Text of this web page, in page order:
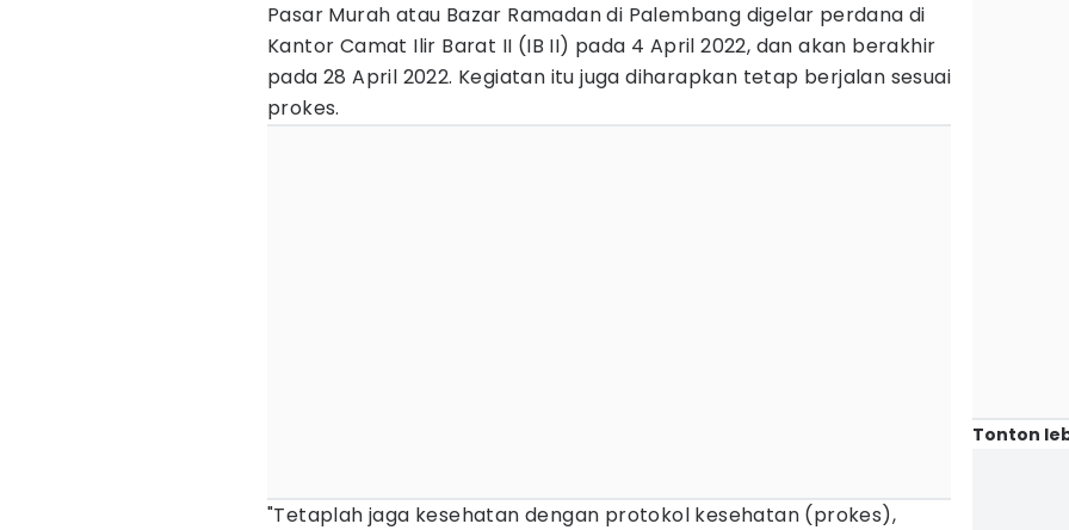
Pasar Murah atau Bazar Ramadan di Palembang digelar perdana di
Kantor Camat Ilir Barat II (IB II) pada 4 April 2022, dan akan berakhir
pada 28 April 2022. Kegiatan itu juga diharapkan tetap berjalan sesuai
prokes.
"Tetaplah jaga kesehatan dengan protokol kesehatan (prokes),
Tonton